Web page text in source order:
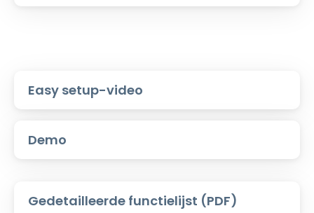
Easy setup-video
Demo
Gedetailleerde functielijst (PDF)